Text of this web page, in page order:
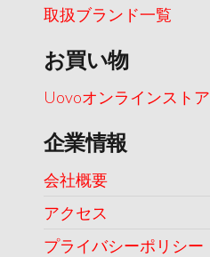
取扱ブランド一覧
お買い物
Uovoオンラインストア
企業情報
会社概要
アクセス
プライバシーポリシー